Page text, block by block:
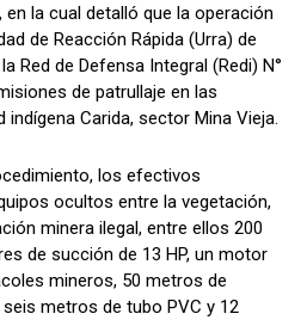
la cual detalló que la operación
de Reacción Rápida (Urra) de
Red de Defensa Integral (Redi) N°
de patrullaje en las
Carida, sector Mina Vieja.
los efectivos
ocultos entre la vegetación,
minera ilegal, entre ellos 200
de succión de 13 HP, un motor
mineros, 50 metros de
metros de tubo PVC y 12